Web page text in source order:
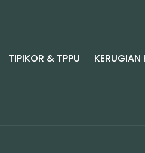
TIPIKOR & TPPU